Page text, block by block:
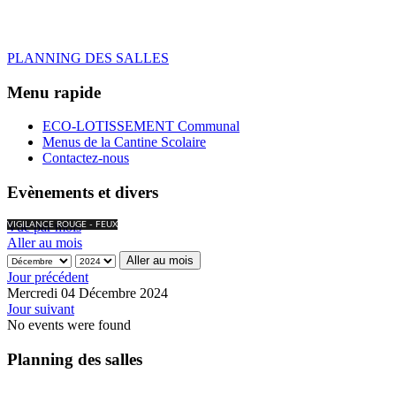
PLANNING DES SALLES
Menu rapide
ECO-LOTISSEMENT Communal
Menus de la Cantine Scolaire
Contactez-nous
Evènements et divers
VIGILANCE ROUGE - FEUX
Vue par mois
Aller au mois
Aller au mois
Jour précédent
Mercredi 04 Décembre 2024
Jour suivant
No events were found
Planning des salles